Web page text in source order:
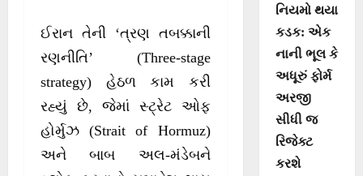
ઈરાન તેની ‘ત્રણ તબક્કાની
રણનીતિ’ (Three-stage
strategy) હેઠળ કામ કરી
રહ્યું છે, જેમાં સ્ટ્રેટ ઓફ
હોર્મુઝ (Strait of Hormuz)
અને બાબ અલ-મંડેબને
નિયમો થયા
કડક: એક
નાની ભૂલ કે
અધૂરું ફોર્મ
અરજી
સીધી જ
રિજેક્ટ
કરશે